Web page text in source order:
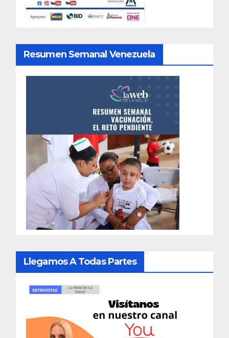
Resumen Semanal Venezuela
Llegamos A Todas Partes